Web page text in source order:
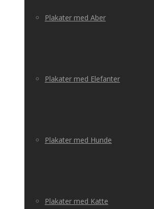
Plakater med Aber
Plakater med Elefanter
Plakater med Hunde
Plakater med Katte